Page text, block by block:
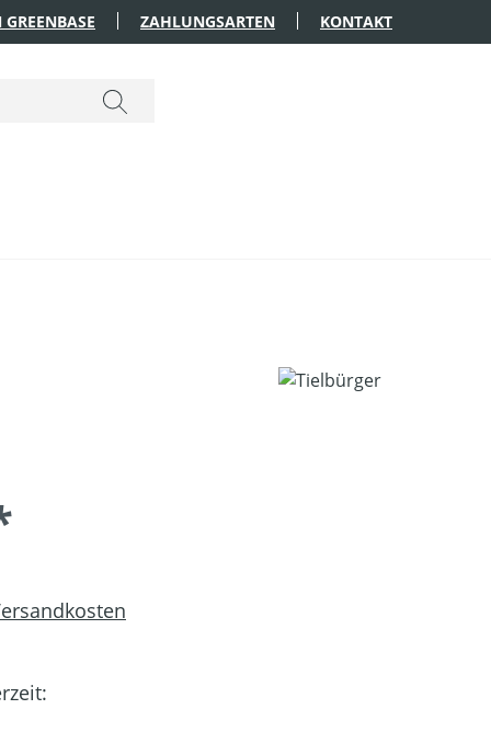
ZAHLUNGSARTEN KONTAKT